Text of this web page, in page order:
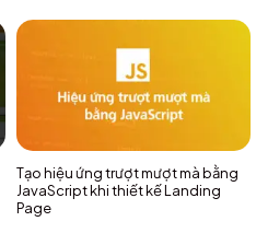
Tạo hiệu ứng trượt mượt mà bằng
JavaScript khi thiết kế Landing
Page